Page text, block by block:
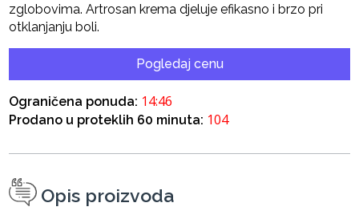
zglobovima. Artrosan krema djeluje efikasno i brzo pri
otklanjanju boli.
Pogledaj cenu
Ograničena ponuda: 14:45
Prodano u proteklih 60 minuta: 104
Opis proizvoda